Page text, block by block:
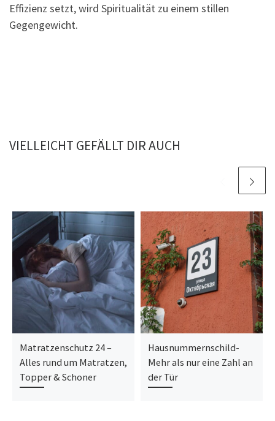
Effizienz setzt, wird Spiritualität zu einem stillen
Gegengewicht.
VIELLEICHT GEFÄLLT DIR AUCH
Matratzenschutz 24 –
Alles rund um Matratzen,
Topper & Schoner
Hausnummernschild-
Mehr als nur eine Zahl an
der Tür